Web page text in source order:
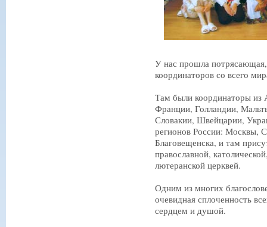
У нас прошла потрясающая,
координаторов со всего
Там были координаторы из
Франции, Голландии,
Словакии, Швейцарии,
регионов России: Москвы,
Благовещенска, и там
православной,
лютеранской церквей.
Одним из многих
очевидная сплоченность
сердцем и душой.